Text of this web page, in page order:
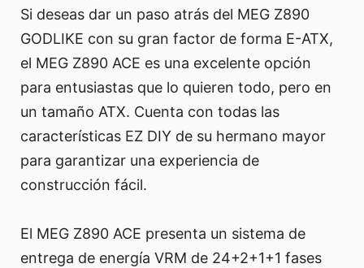
Si deseas dar un paso atrás del MEG Z890
GODLIKE con su gran factor de forma E-ATX,
el MEG Z890 ACE es una excelente opción
para entusiastas que lo quieren todo, pero en
un tamaño ATX. Cuenta con todas las
características EZ DIY de su hermano mayor
para garantizar una experiencia de
construcción fácil.
El MEG Z890 ACE presenta un sistema de
entrega de energía VRM de 24+2+1+1 fases